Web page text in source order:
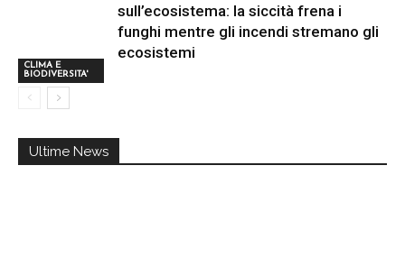
CLIMA E
BIODIVERSITA'
sull’ecosistema: la siccità frena i
funghi mentre gli incendi stremano gli
ecosistemi
Ultime News